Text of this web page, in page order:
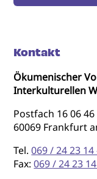
Kontakt
Ökumenischer
Interkulturellen
Postfach 16 06 46
60069 Frankfurt
Tel.069 / 24 23 14
Fax:069 / 24 23 14